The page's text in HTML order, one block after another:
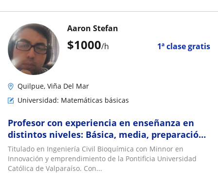
$1000/h 1ª clase gratis
Aaron Stefan
Quilpue, Viña Del Mar
Universidad: Matemáticas básicas
Profesor con experiencia en enseñanza en
distintos niveles: Básica, media, preparación
PAES, Ingeniería nivel universitario
Titulado en Ingeniería Civil Bioquímica con Minnor en
Innovación y emprendimiento de la Pontificia Universidad
Católica de Valparaíso. Con...